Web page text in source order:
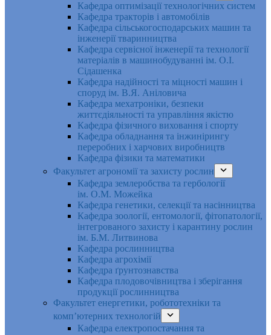
Кафедра оптимізації технологічних систем
Кафедра тракторів і автомобілів
Кафедра сільськогосподарських машин та
інженерії тваринництва
Кафедра cервісної інженерії та технології
матеріалів в машинобудуванні ім. О.І.
Сідашенка
Кафедра надійності та міцності машин і
споруд ім. В.Я. Аніловича
Кафедра мехатроніки, безпеки
життєдіяльності та управління якістю
Кафедра фізичного виховання і спорту
Кафедра обладнання та інжинірингу
переробних і харчових виробництв
Кафедра фізики та математики
Факультет агрономії та захисту рослин
Кафедра землеробства та гербології
ім. О.М. Можейка
Кафедра генетики, селекції та насінництва
Кафедра зоології, ентомології, фітопатології,
інтегрованого захисту і карантину рослин
ім. Б.М. Литвинова
Кафедра рослинництва
Кафедра агрохімії
Кафедра ґрунтознавства
Кафедра плодовочівництва і зберігання
продукції рослинництва
Факультет енергетики, робототехніки та
комп’ютерних технологій
Кафедра електропостачання та